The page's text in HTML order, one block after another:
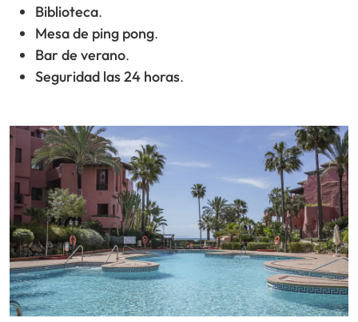
Biblioteca.
Mesa de ping pong.
Bar de verano.
Seguridad las 24 horas.